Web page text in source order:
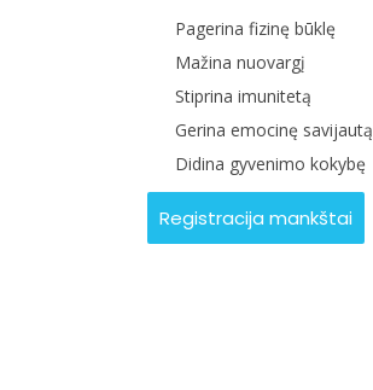
Pagerina fizinę būklę
Mažina nuovargį
Stiprina imunitetą
Gerina emocinę savijautą
Didina gyvenimo kokybę
Registracija mankštai